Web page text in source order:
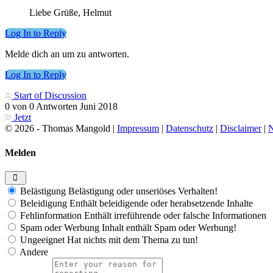
Liebe Grüße, Helmut
Log In to Reply
Melde dich an um zu antworten.
Log In to Reply
Start of Discussion
0 von 0Antworten Juni 2018
Jetzt
© 2026 - Thomas Mangold | Impressum | Datenschutz | Disclaimer|
Melden
Belästigung Belästigung oder unseriöses Verhalten!
Beleidigung Enthält beleidigende oder herabsetzende Inhalte
Fehlinformation Enthält irreführende oder falsche Informationen
Spam oder Werbung Inhalt enthält Spam oder Werbung!
Ungeeignet Hat nichts mit dem Thema zu tun!
Andere